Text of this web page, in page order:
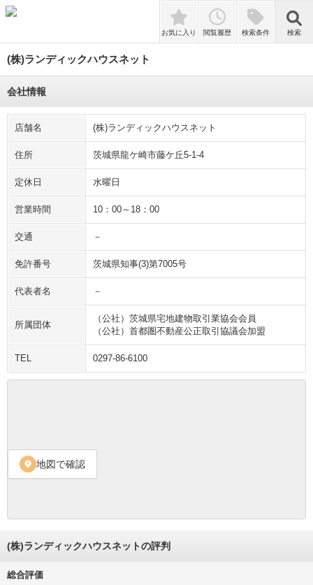
検索
お気に入り 閲覧履歴 検索条件 検索
(株)ランディックハウスネット
会社情報
店舗名 (株)ランディックハウスネット
住所 茨城県龍ケ崎市藤ケ丘5-1-4
定休日 水曜日
営業時間 10：00～18：00
交通 －
免許番号 茨城県知事(3)第7005号
代表者名 －
所属団体
（公社）茨城県宅地建物取引業協会会員
（公社）首都圏不動産公正取引協議会加盟
TEL 0297-86-6100
location_on 地図で確認
(株)ランディックハウスネットの評判
総合評価